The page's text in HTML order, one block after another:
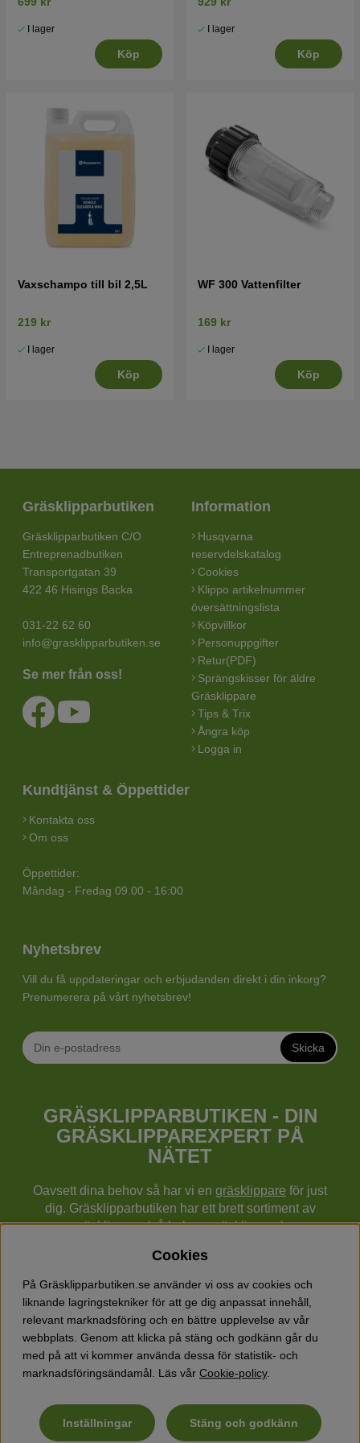
I lager
Köp
I lager
Köp
Vaxschampo till bil 2,5L
219 kr
I lager
Köp
WF 300 Vattenfilter
169 kr
I lager
Köp
Gräsklipparbutiken
Gräsklipparbutiken C/O
Entreprenadbutiken
Transportgatan 39
422 46 Hisings Backa
031-22 62 60
info@grasklipparbutiken.se
Se mer från oss!
Information
Husqvarna
reservdelskatalog
Cookies
Klippo artikelnummer
översättningslista
Köpvillkor
Personuppgifter
Retur(PDF)
Sprängskisser för äldre
Gräsklippare
Tips & Trix
Ångra köp
Logga in
Kundtjänst & Öppettider
Kontakta oss
Om oss
Öppettider:
Måndag - Fredag 09.00 - 16:00
Nyhetsbrev
Vill du få uppdateringar och erbjudanden direkt i din inkorg?
Prenumerera på vårt nyhetsbrev!
Skicka
GRÄSKLIPPARBUTIKEN - DIN
GRÄSKLIPPAREXPERT PÅ
NÄTET
Oavsett dina behov så har vi en gräsklippare för just
dig. Gräsklipparbutiken har ett brett sortiment av
gräsklippare (gå bakom gräsklippare),
cylindergräsklippare, traktorer mm från Husqvarna,
Klippo och Gardena.
Utöver gräsklippare finns också ett brett sortiment hos
Gräsklipparbutiken med skog & trädgårdsprodukter så
som grästrimmers, röjsågar, motorsågar, häcksaxar,
jordfräsar, lövblåsar, snöslungor, vertikalskärare, elverk,
skyddsutrustning, kläder, oljor, barnleksaker mm.
Cookies
På Gräsklipparbutiken.se använder vi oss av cookies och
liknande lagringstekniker för att ge dig anpassat innehåll,
relevant marknadsföring och en bättre upplevelse av vår
webbplats. Genom att klicka på stäng och godkänn går du
med på att vi kommer använda dessa för statistik- och
marknadsföringsändamål. Läs vår Cookie-policy.
Inställningar Stäng och godkänn